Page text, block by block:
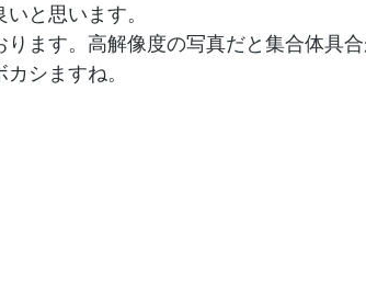
と思います。
ます。高解像度の写真だと集合体具
シますね。